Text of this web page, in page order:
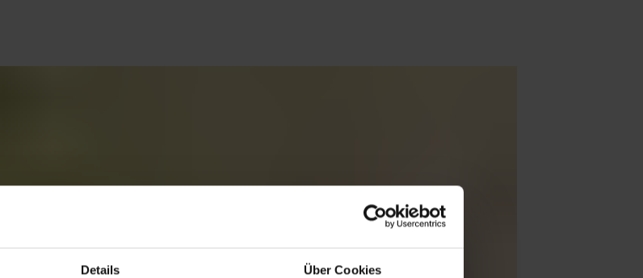
Details Über Cookies